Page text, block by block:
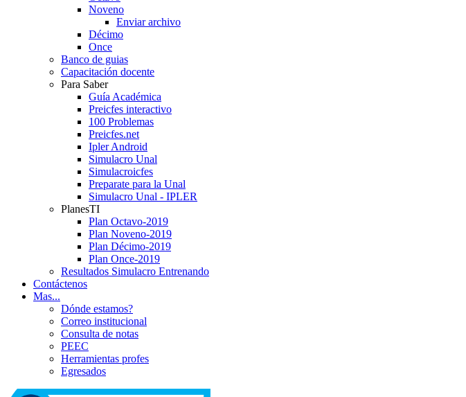
Noveno
Enviar archivo
Décimo
Once
Banco de guias
Capacitación docente
Para Saber
Guía Académica
Preicfes interactivo
100 Problemas
Preicfes.net
Ipler Android
Simulacro Unal
Simulacroicfes
Preparate para la Unal
Simulacro Unal - IPLER
PlanesTI
Plan Octavo-2019
Plan Noveno-2019
Plan Décimo-2019
Plan Once-2019
Resultados Simulacro Entrenando
Contáctenos
Mas...
Dónde estamos?
Correo institucional
Consulta de notas
PEEC
Herramientas profes
Egresados